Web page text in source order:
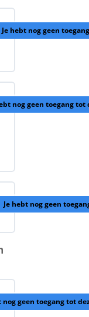
Je hebt nog geen
nog geen toegang tot
Je hebt nog geen
nog geen toegang tot